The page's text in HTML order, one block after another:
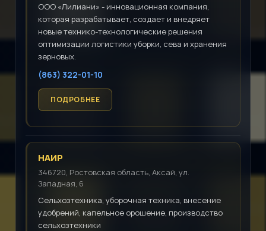
ООО «Лилиани» - инновационная компания,
которая разрабатывает, создает и внедряет
новые технико-технологические решения
оптимизации логистики уборки, сева и хранения
зерновых.
(863) 322-01-10
НАИР
346720, Ростовская область, Аксай, ул.
Западная, 6
Сельхозтехника, уборочная техника, внесение
удобрений, капельное орошение, производство
сельхозтехники